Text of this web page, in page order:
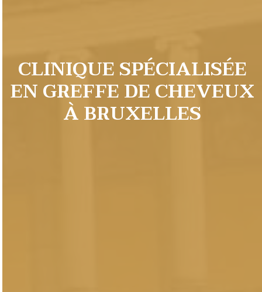
CLINIQUE SPÉCIALISÉE
EN GREFFE DE CHEVEUX
À BRUXELLES